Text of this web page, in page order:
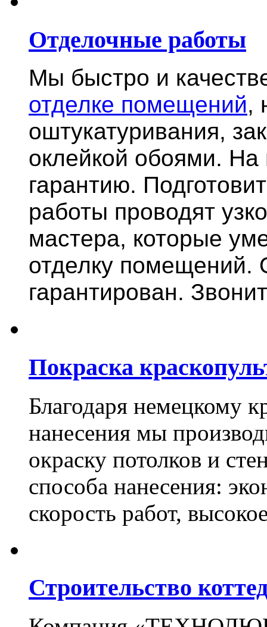
Отделочные работы
Мы быстро и
отделке помещений,
оштукатуривания,
оклейкой обоями.
гарантию.
работы проводят
мастера, которые
отделку помещений.
гарантирован.
Покраска
Благодаря немецкому
нанесения мы
окраску потолков и
способа нанесения:
скорость работ,
Строительство